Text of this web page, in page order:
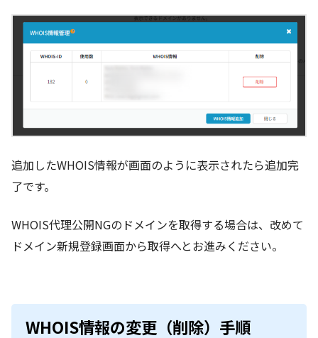
追加したWHOIS情報が画面のように表示されたら追加完
了です。
WHOIS代理公開NGのドメインを取得する場合は、改めて
ドメイン新規登録画面から取得へとお進みください。
WHOIS情報の変更（削除）手順